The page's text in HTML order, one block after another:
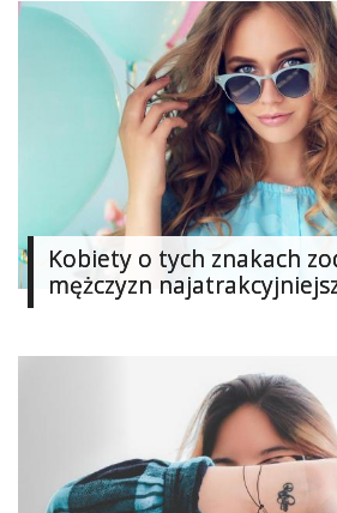
Kobiety o tych znakach
mężczyzn